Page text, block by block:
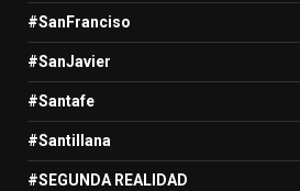
#SanFranciso
#SanJavier
#Santafe
#Santillana
#SEGUNDA REALIDAD